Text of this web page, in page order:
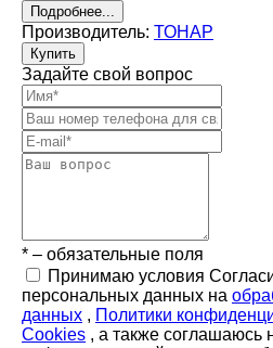
Подробнее...
Производитель: ТОНАР
Купить
Задайте свой вопрос
* – обязательные поля
Принимаю условия
персональных данных на
данных , Политики
Cookies , а также соглашаюсь